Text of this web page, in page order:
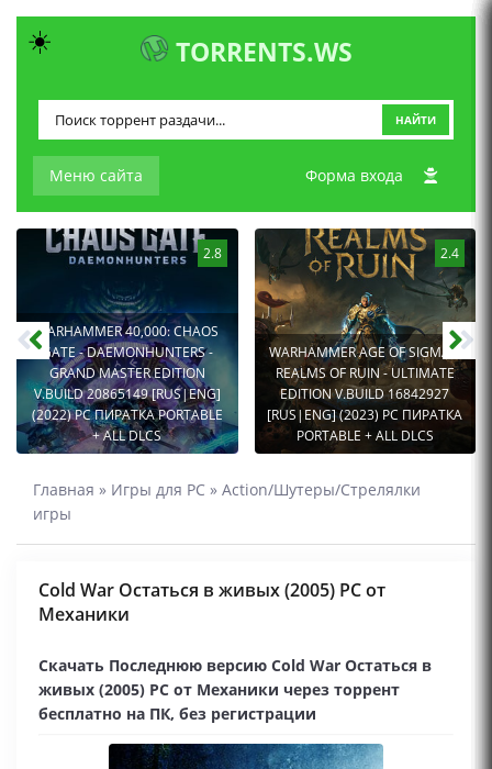
TORRENTS.WS
Меню сайта
НАЙТИ
Форма входа
2.8
WARHAMMER 40,000: CHAOS
GATE - DAEMONHUNTERS -
GRAND MASTER EDITION
V.BUILD 20865149 [RUS|ENG]
(2022) PC ПИРАТКА PORTABLE
+ ALL DLCS
2.4
WARHAMMER AGE OF SIGMAR:
REALMS OF RUIN - ULTIMATE
EDITION V.BUILD 16842927
[RUS|ENG] (2023) PC ПИРАТКА
PORTABLE + ALL DLCS
Главная » Игры для PC » Action/Шутеры/Стрелялки
игры
Cold War Остаться в живых (2005) PC от
Механики
Скачать Последнюю версию Cold War Остаться в
живых (2005) PC от Механики через торрент
бесплатно на ПК, без регистрации
☀️